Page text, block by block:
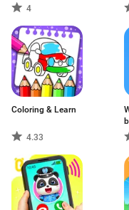
4
Coloring & Learn
4.33